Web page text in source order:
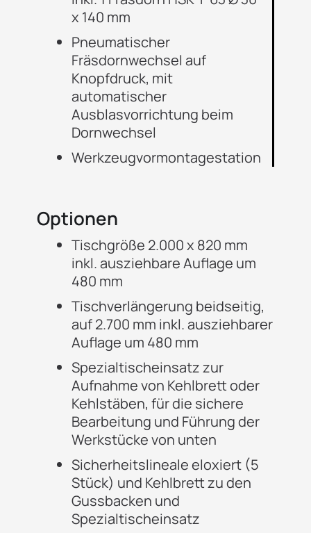
x 140 mm
Pneumatischer
Fräsdornwechsel auf
Knopfdruck, mit
automatischer
Ausblasvorrichtung beim
Dornwechsel
Werkzeugvormontagestation
Optionen
Tischgröße 2.000 x 820 mm
inkl. ausziehbare Auflage um
480 mm
Tischverlängerung beidseitig,
auf 2.700 mm inkl. ausziehbarer
Auflage um 480 mm
Spezialtischeinsatz zur
Aufnahme von Kehlbrett oder
Kehlstäben, für die sichere
Bearbeitung und Führung der
Werkstücke von unten
Sicherheitslineale eloxiert (5
Stück) und Kehlbrett zu den
Gussbacken und
Spezialtischeinsatz